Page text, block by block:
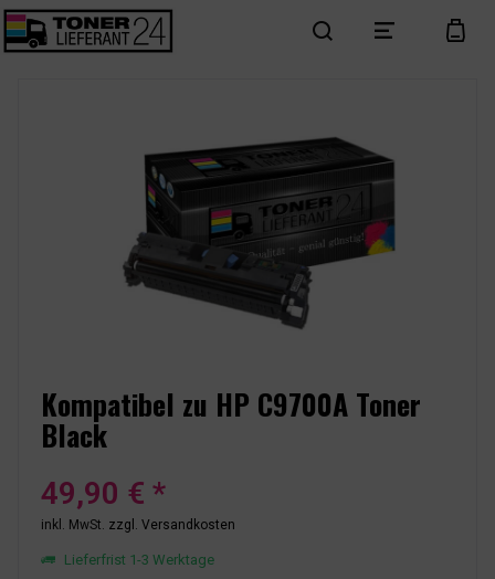
search menu cart
Kompatibel zu HP C9700A Toner
Black
49,90 € *
inkl. MwSt. zzgl. Versandkosten
Lieferfrist 1-3 Werktage